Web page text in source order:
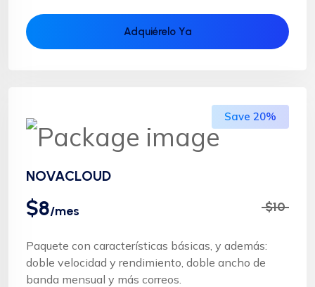
Adquiérelo Ya
Save 20%
NOVACLOUD
$8/mes $10
Paquete con características básicas, y además:
doble velocidad y rendimiento, doble ancho de
banda mensual y más correos.